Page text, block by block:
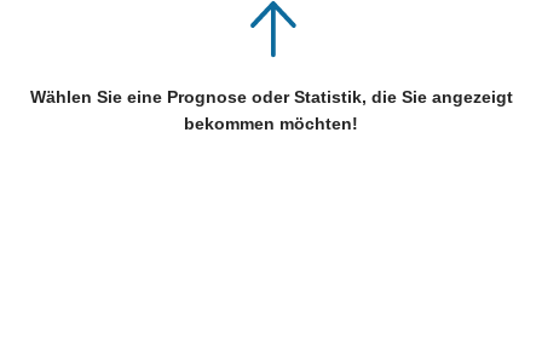
Wählen Sie eine Prognose oder Statistik, die Sie angezeigt
bekommen möchten!